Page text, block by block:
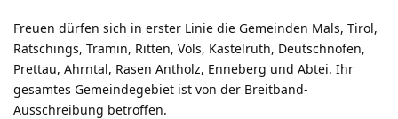
Freuen dürfen sich in erster Linie die Gemeinden Mals, Tirol,
Ratschings, Tramin, Ritten, Völs, Kastelruth, Deutschnofen,
Prettau, Ahrntal, Rasen Antholz, Enneberg und Abtei. Ihr
gesamtes Gemeindegebiet ist von der Breitband-
Ausschreibung betroffen.